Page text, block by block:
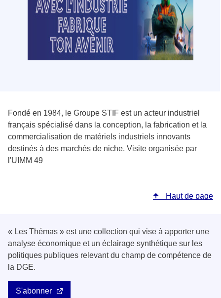
Fondé en 1984, le Groupe STIF est un acteur industriel
français spécialisé dans la conception, la fabrication et la
commercialisation de matériels industriels innovants
destinés à des marchés de niche. Visite organisée par
l'UIMM 49
Haut de page
« Les Thémas » est une collection qui vise à apporter une
analyse économique et un éclairage synthétique sur les
politiques publiques relevant du champ de compétence de
la DGE.
S'abonner